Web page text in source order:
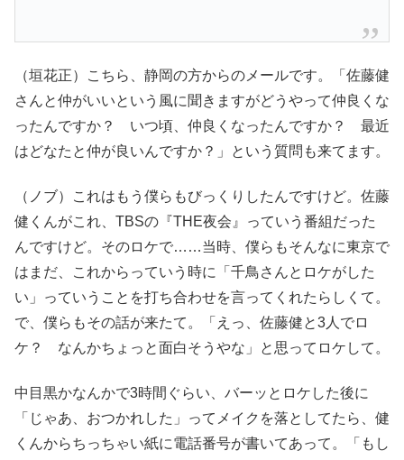
（垣花正）こちら、静岡の方からのメールです。「佐藤健
さんと仲がいいという風に聞きますがどうやって仲良くな
ったんですか？ いつ頃、仲良くなったんですか？ 最近
はどなたと仲が良いんですか？」という質問も来てます。
（ノブ）これはもう僕らもびっくりしたんですけど。佐藤
健くんがこれ、TBSの『THE夜会』っていう番組だった
んですけど。そのロケで……当時、僕らもそんなに東京で
はまだ、これからっていう時に「千鳥さんとロケがした
い」っていうことを打ち合わせを言ってくれたらしくて。
で、僕らもその話が来たて。「えっ、佐藤健と3人でロ
ケ？ なんかちょっと面白そうやな」と思ってロケして。
中目黒かなんかで3時間ぐらい、バーッとロケした後に
「じゃあ、おつかれした」ってメイクを落としてたら、健
くんからちっちゃい紙に電話番号が書いてあって。「もし